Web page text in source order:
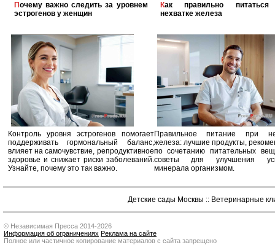
Почему важно следить за уровнем
эстрогенов у женщин
Контроль уровня эстрогенов помогает
поддерживать гормональный баланс,
влияет на самочувствие, репродуктивное
здоровье и снижает риски заболеваний.
Узнайте, почему это так важно.
Как правильно питаться при
нехватке железа
Правильное питание при
железа: лучшие продукты,
по сочетанию питательных
советы для улучшения
минерала организмом.
Детские сады Москвы :: Ветеринарные
© Независимая Пресса 2014-2026
Информация об ограничениях Реклама на сайте
Полное или частичное копирование материалов с сайта запрещено